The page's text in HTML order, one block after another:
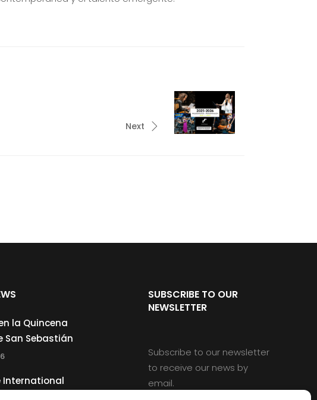
Next
la Quincena
San Sebastián
International
for Young
SUBSCRIBE TO OUR
NEWSLETTER
Subscribe to our newsletter
to receive our news by
email.